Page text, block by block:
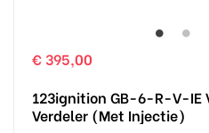
€ 395,00
123ignition GB-6-R-V-IE
Verdeler (met Injectie)